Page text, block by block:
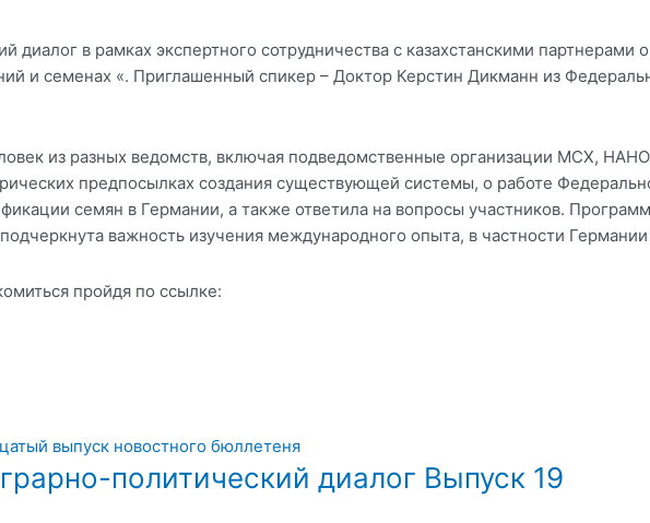
диалог в рамках экспертного сотрудничества с казахстанскими
и семенах «. Приглашенный спикер – Доктор Керстин Дикманн из
из разных ведомств, включая подведомственные организации МСХ,
предпосылках создания существующей системы, о работе
семян в Германии, а также ответила на вопросы участников.
важность изучения международного опыта, в частности
пройдя по ссылке:
политический диалог Выпуск 19